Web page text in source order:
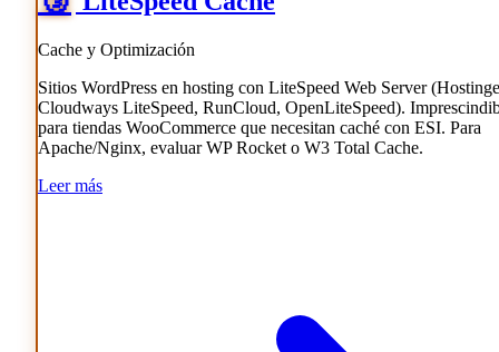
Cache y Optimización
Sitios WordPress en hosting con LiteSpeed Web Server
Cloudways LiteSpeed, RunCloud, OpenLiteSpeed).
para tiendas WooCommerce que necesitan caché con ESI. Para
Apache/Nginx, evaluar WP Rocket o W3 Total Cache.
Leer más